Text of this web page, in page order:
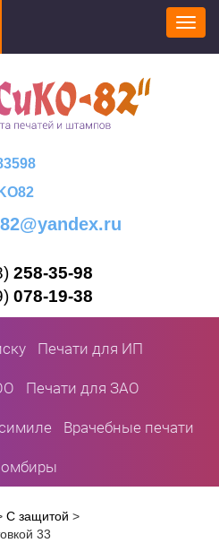
258-35-98
078-19-38
Печати для ИП
Печати для ЗАО
Врачебные печати
С защитой >
33